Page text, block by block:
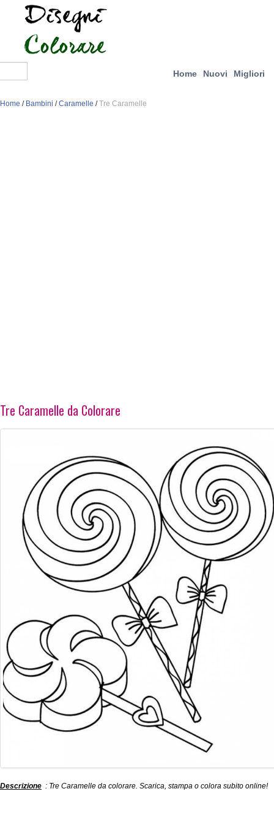
Home Nuovi Migliori
Home / Bambini /Caramelle /Tre Caramelle
Tre Caramelle da Colorare
Descrizione : Tre Caramelle da colorare. Scarica, stampa o colora subito online!